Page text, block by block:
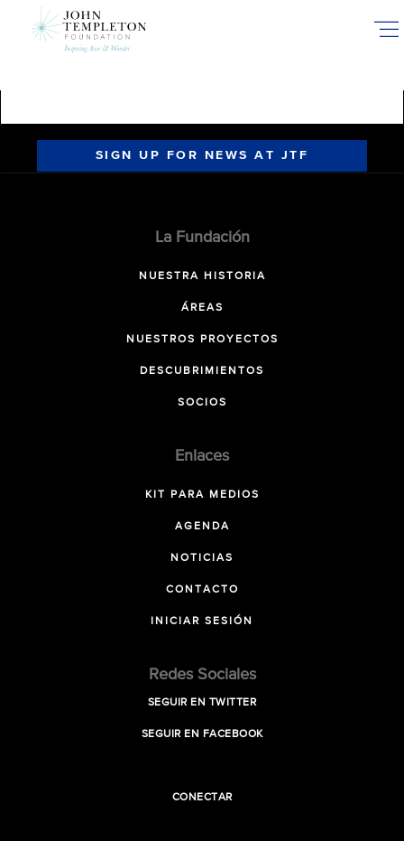
SIGN UP FOR NEWS AT JTF
La Fundación
NUESTRA HISTORIA
ÁREAS
NUESTROS PROYECTOS
DESCUBRIMIENTOS
SOCIOS
Enlaces
KIT PARA MEDIOS
AGENDA
NOTICIAS
CONTACTO
INICIAR SESIÓN
Redes Sociales
SEGUIR EN TWITTER
SEGUIR EN FACEBOOK
CONECTAR